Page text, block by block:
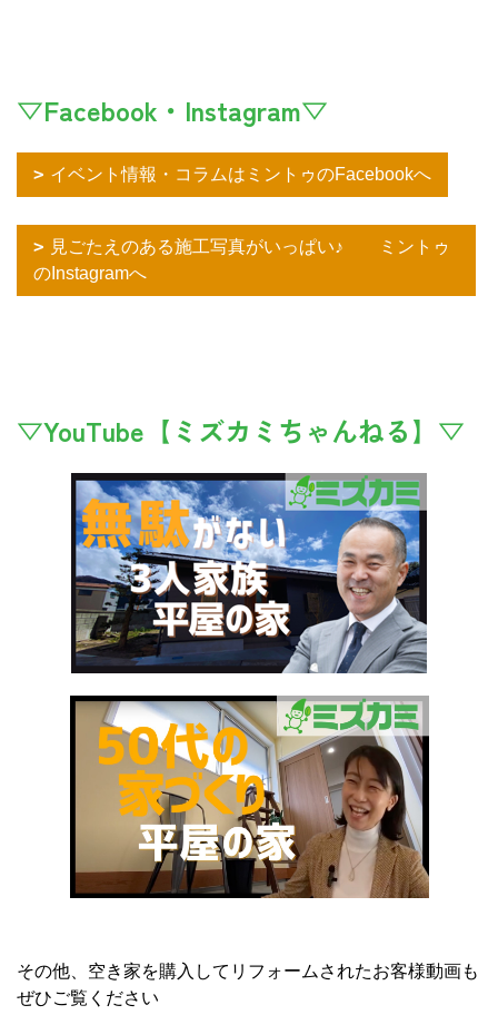
▽Facebook・Instagram▽
イベント情報・コラムはミントゥのFacebookへ
見ごたえのある施工写真がいっぱい♪ ミントゥ
のInstagramへ
▽YouTube【ミズカミちゃんねる】▽
その他、空き家を購入してリフォームされたお客様動画も
ぜひご覧ください